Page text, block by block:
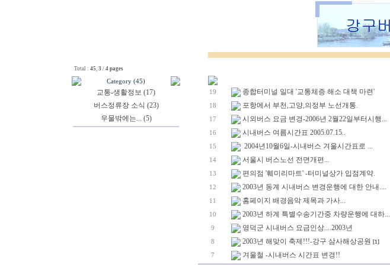
Total : 45, 3 / 4 pages
Category (45)
교통-생활정보 (17)
버스정류장 소식 (23)
우물밖에는... (5)
19 종합터미널 일대 '교통체증 해소 대책 마련'
18 포항에서 부천,고양,의정부 노선개통.
17 시외버스 요금 변경-2006년 2월22일부터시행...
16 시내버스 여름시간표 2005.07.15..
15 2004년10월6일-시내버스 겨울시간표로 ...
14 서울시 버스노선 전면개편...
13 편의점 '훼미리마트' -터미널상가 입점계약.
12 2003년 동계 시내버스 변경운행에 대한 안내....
11 홈페이지 배경음악 제목과 가사...
10 2003년 하계 특별수송기간중 차량운행에 대하...
9 영덕군 시내버스 요금인상....2003년
8 2003년 해맞이 축제!!!-강구 삼사해상공원 [1]
7 겨울철 -시내버스 시간표 변경!!